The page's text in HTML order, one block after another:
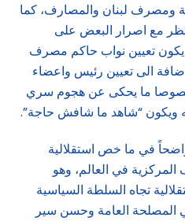
ومصرف لبنان والمصارف، كما
مع اصرار البعض على
تعيين نواب حاكم مصرف
الى تعيين رئيس واعضاء
ما يحكى عن هجوم سري
“شاهد ما شافش حاجة”.
في ما خص استقلالية
في العالم، وهو
تجاه السلطة السياسية
المصلحة العامة وحسن سير